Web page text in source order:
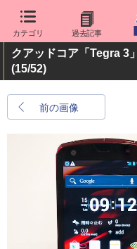
カテゴリ 過去記事
クアッドコア「Tegra 3
(15/52)
前の画像